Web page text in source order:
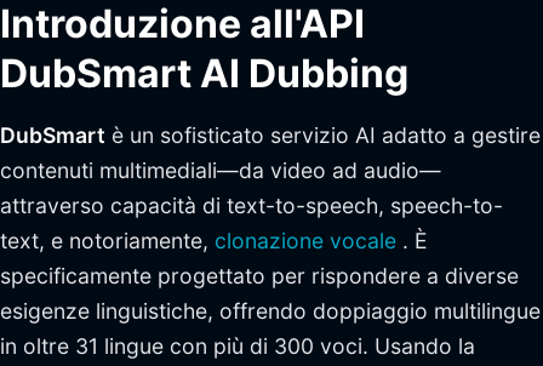
Introduzione all'API
DubSmart AI Dubbing
DubSmart è un sofisticato servizio AI adatto a gestire
contenuti multimediali—da video ad audio—
attraverso capacità di text-to-speech, speech-to-
text, e notoriamente, clonazione vocale . È
specificamente progettato per rispondere a diverse
esigenze linguistiche, offrendo doppiaggio multilingue
in oltre 31 lingue con più di 300 voci. Usando la